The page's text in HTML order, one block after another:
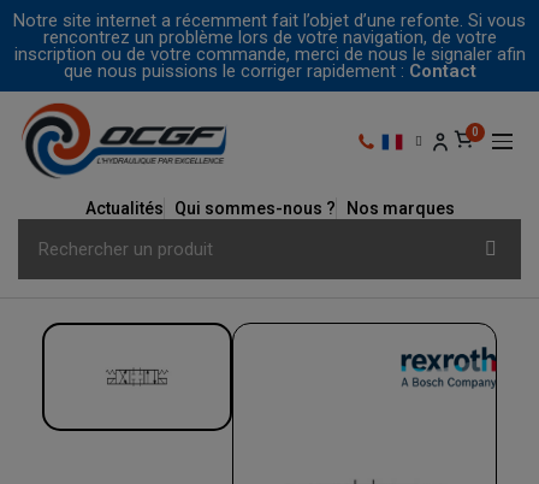
Notre site internet a récemment fait l’objet d’une refonte. Si vous
rencontrez un problème lors de votre navigation, de votre
inscription ou de votre commande, merci de nous le signaler afin
que nous puissions le corriger rapidement : Contact
Actualités Qui sommes-nous ? Nos marques